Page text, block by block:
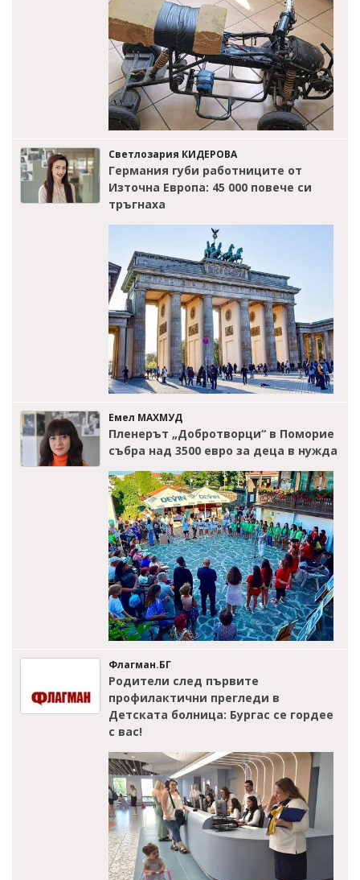
Светлозария КИДЕРОВА
Германия губи работниците от
Източна Европа: 45 000 повече си
тръгнаха
Емел МАХМУД
Пленерът „Добротворци“ в Поморие
събра над 3500 евро за деца в нужда
Флагман.БГ
Родители след първите
профилактични прегледи в
Детската болница: Бургас се гордее
с вас!